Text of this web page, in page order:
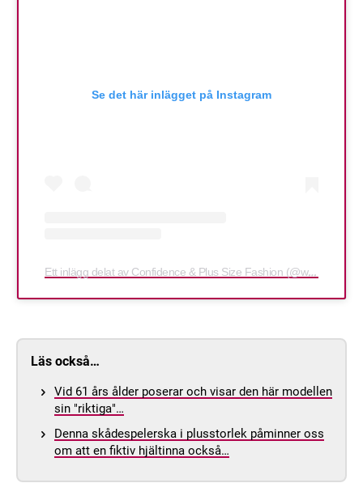
Se det här inlägget på Instagram
Ett inlägg delat av Confidence & Plus Size Fashion (@whatlauraloves)
Läs också…
Vid 61 års ålder poserar och visar den här modellen
sin "riktiga"…
Denna skådespelerska i plusstorlek påminner oss
om att en fiktiv hjältinna också…